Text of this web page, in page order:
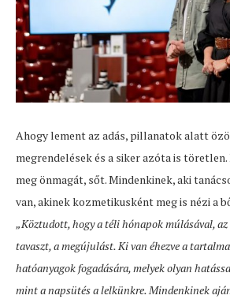
Ahogy lement az adás, pillanatok alatt
megrendelések és a siker azóta is
meg önmagát, sőt. Mindenkinek, aki
van, akinek kozmetikusként meg is nézi a
„Köztudott, hogy a téli hónapok múlásával,
tavaszt, a megújulást. Ki van éhezve a
hatóanyagok fogadására, melyek olyan
mint a napsütés a lelkünkre. Mindenkinek